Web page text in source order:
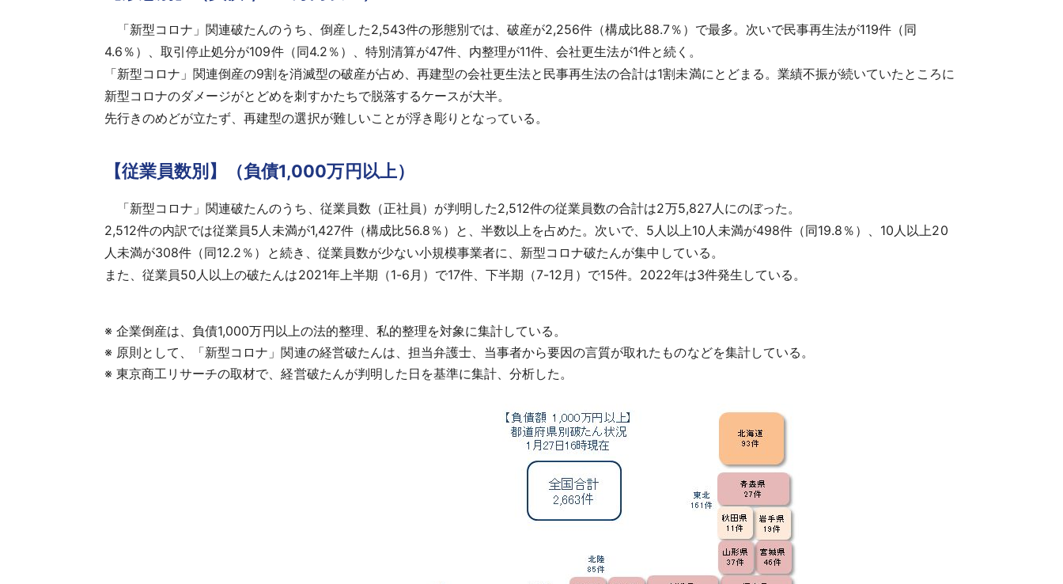
「新型コロナ」関連破たんのうち、倒産した2,543件の形態別では、破産が2,256件（構成比88.7％）で最多。次いで民事再生法が119件（同
4.6％）、取引停止処分が109件（同4.2％）、特別清算が47件、内整理が11件、会社更生法が1件と続く。
「新型コロナ」関連倒産の9割を消滅型の破産が占め、再建型の会社更生法と民事再生法の合計は1割未満にとどまる。業績不振が続いていたところに
新型コロナのダメージがとどめを刺すかたちで脱落するケースが大半。
先行きのめどが立たず、再建型の選択が難しいことが浮き彫りとなっている。
【従業員数別】（負債1,000万円以上）
「新型コロナ」関連破たんのうち、従業員数（正社員）が判明した2,512件の従業員数の合計は2万5,827人にのぼった。
2,512件の内訳では従業員5人未満が1,427件（構成比56.8％）と、半数以上を占めた。次いで、5人以上10人未満が498件（同19.8％）、10人以上20
人未満が308件（同12.2％）と続き、従業員数が少ない小規模事業者に、新型コロナ破たんが集中している。
また、従業員50人以上の破たんは2021年上半期（1-6月）で17件、下半期（7-12月）で15件。2022年は3件発生している。
※ 企業倒産は、負債1,000万円以上の法的整理、私的整理を対象に集計している。
※ 原則として、「新型コロナ」関連の経営破たんは、担当弁護士、当事者から要因の言質が取れたものなどを集計している。
※ 東京商工リサーチの取材で、経営破たんが判明した日を基準に集計、分析した。